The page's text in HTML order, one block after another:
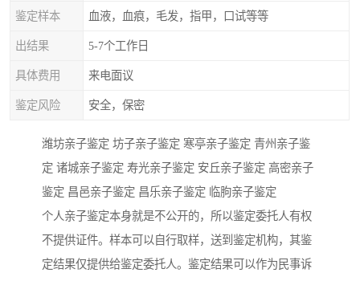
鉴定样本 血液，血痕，毛发，指甲，口试等等
出结果 5-7个工作日
具体费用 来电面议
鉴定风险 安全，保密
潍坊亲子鉴定 坊子亲子鉴定 寒亭亲子鉴定 青州亲子鉴
定 诸城亲子鉴定 寿光亲子鉴定 安丘亲子鉴定 高密亲子
鉴定 昌邑亲子鉴定 昌乐亲子鉴定 临朐亲子鉴定
个人亲子鉴定本身就是不公开的，所以鉴定委托人有权
不提供证件。样本可以自行取样，送到鉴定机构，其鉴
定结果仅提供给鉴定委托人。鉴定结果可以作为民事诉